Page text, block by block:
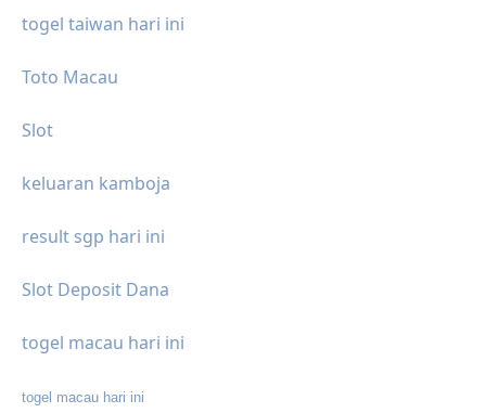
togel taiwan hari ini
Toto Macau
Slot
keluaran kamboja
result sgp hari ini
Slot Deposit Dana
togel macau hari ini
togel macau hari ini